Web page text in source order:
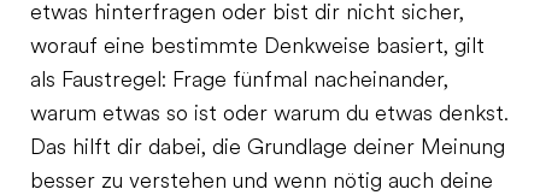
etwas hinterfragen oder bist dir nicht sicher,
worauf eine bestimmte Denkweise basiert, gilt
als Faustregel: Frage fünfmal nacheinander,
warum etwas so ist oder warum du etwas denkst.
Das hilft dir dabei, die Grundlage deiner Meinung
besser zu verstehen und wenn nötig auch deine